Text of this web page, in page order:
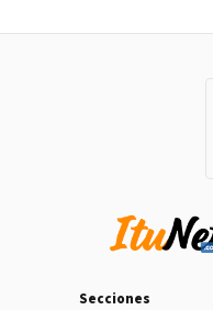
Secciones